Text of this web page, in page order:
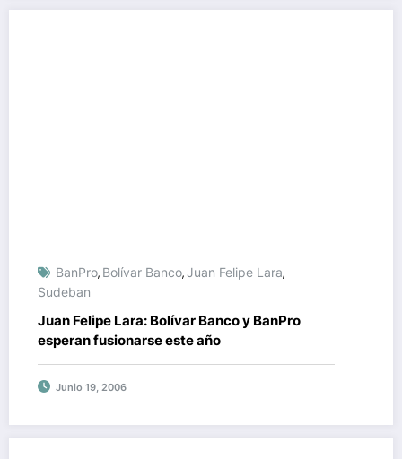
BanPro, Bolívar Banco,Juan Felipe Lara,
Sudeban
Juan Felipe Lara: Bolívar Banco y BanPro
esperan fusionarse este año
Junio 19, 2006